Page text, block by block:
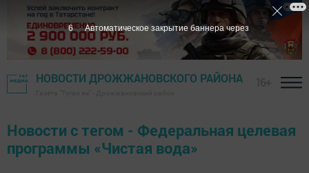
НОВОСТИ ДРОЖЖАНОВСКОГО РАЙОНА
Новости с тегом - Федеральная целевая
программы «Чистая вода»
6 Автоматическое закрытие баннера через